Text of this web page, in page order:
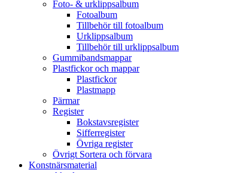
Foto- & urklippsalbum
Fotoalbum
Tillbehör till fotoalbum
Urklippsalbum
Tillbehör till urklippsalbum
Gummibandsmappar
Plastfickor och mappar
Plastfickor
Plastmapp
Pärmar
Register
Bokstavsregister
Sifferregister
Övriga register
Övrigt Sortera och förvara
Konstnärsmaterial